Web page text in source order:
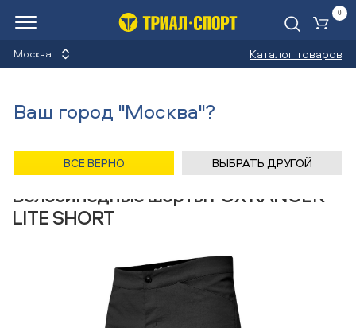
Москва Каталог товаров
0
Велосипедные шорты FOX RANGER
LITE SHORT
Ваш город "Москва"?
ВСЕ ВЕРНО ВЫБРАТЬ ДРУГОЙ